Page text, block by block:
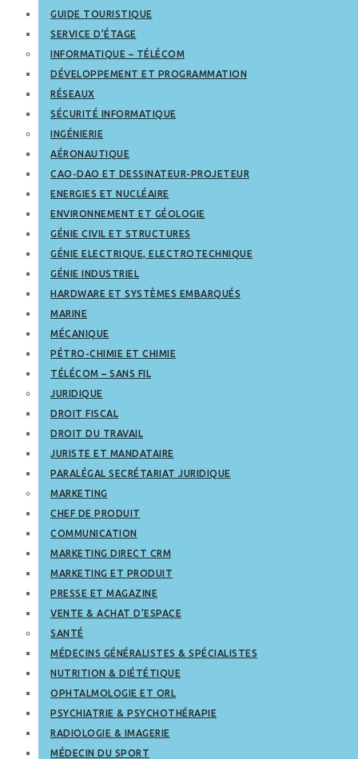
GUIDE TOURISTIQUE
SERVICE D’ÉTAGE
INFORMATIQUE – TÉLÉCOM
DÉVELOPPEMENT ET PROGRAMMATION
RÉSEAUX
SÉCURITÉ INFORMATIQUE
INGÉNIERIE
AÉRONAUTIQUE
CAO-DAO ET DESSINATEUR-PROJETEUR
ENERGIES ET NUCLÉAIRE
ENVIRONNEMENT ET GÉOLOGIE
GÉNIE CIVIL ET STRUCTURES
GÉNIE ELECTRIQUE, ELECTROTECHNIQUE
GÉNIE INDUSTRIEL
HARDWARE ET SYSTÈMES EMBARQUÉS
MARINE
MÉCANIQUE
PÉTRO-CHIMIE ET CHIMIE
TÉLÉCOM – SANS FIL
JURIDIQUE
DROIT FISCAL
DROIT DU TRAVAIL
JURISTE ET MANDATAIRE
PARALÉGAL SECRÉTARIAT JURIDIQUE
MARKETING
CHEF DE PRODUIT
COMMUNICATION
MARKETING DIRECT CRM
MARKETING ET PRODUIT
PRESSE ET MAGAZINE
VENTE & ACHAT D’ESPACE
SANTÉ
MÉDECINS GÉNÉRALISTES & SPÉCIALISTES
NUTRITION & DIÉTÉTIQUE
OPHTALMOLOGIE ET ORL
PSYCHIATRIE & PSYCHOTHÉRAPIE
RADIOLOGIE & IMAGERIE
MÉDECIN DU SPORT